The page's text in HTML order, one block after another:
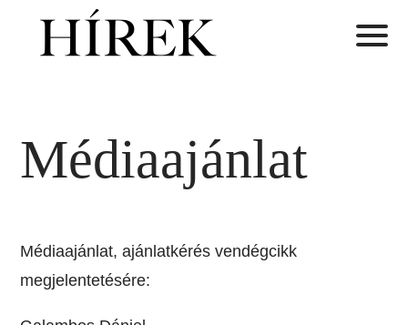
Médiaajánlat
Médiaajánlat, ajánlatkérés vendégcikk
megjelentetésére: